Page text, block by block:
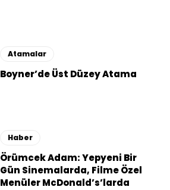
Atamalar
Boyner’de Üst Düzey Atama
Haber
Örümcek Adam: Yepyeni Bir
Gün Sinemalarda, Filme Özel
Menüler McDonald’s’larda